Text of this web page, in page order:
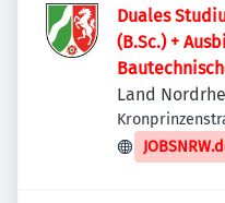
Duales
(B.Sc.) +
Land
Deutschland